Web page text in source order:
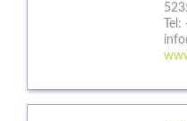
Tel: